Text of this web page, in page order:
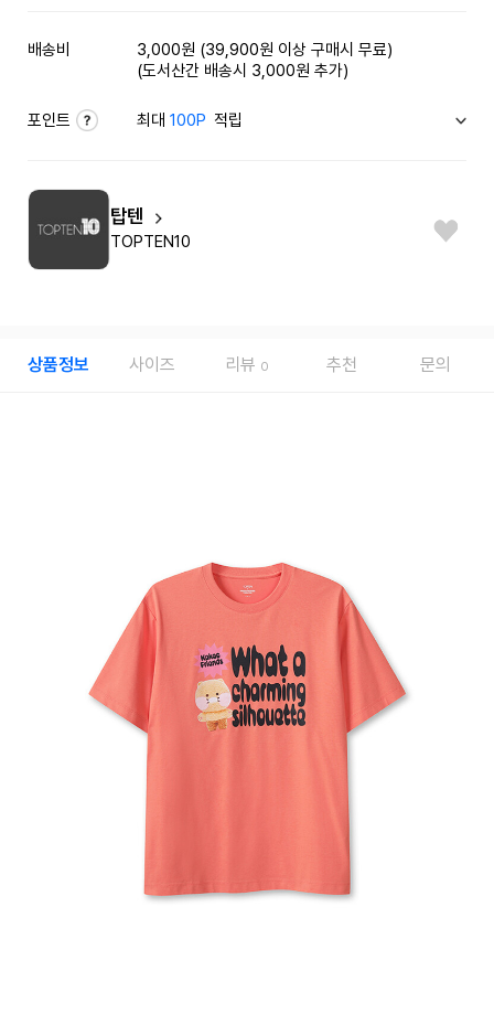
배송비
3,000원 (39,900원 이상 구매시 무료)
(도서산간 배송시 3,000원 추가)
포인트 최대100P 적립
탑텐
TOPTEN10
상품정보 사이즈 리뷰 0 추천 문의